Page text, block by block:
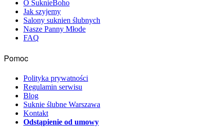
O SuknieBoho
Jak szyjemy
Salony suknien ślubnych
Nasze Panny Młode
FAQ
Pomoc
Polityka prywatności
Regulamin serwisu
Blog
Suknie ślubne Warszawa
Kontakt
Odstąpienie od umowy